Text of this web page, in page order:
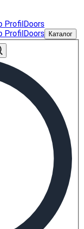
Каталог